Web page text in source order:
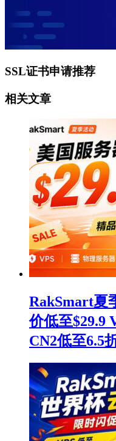
SSL证书申请推荐
相关文章
RakSmart夏
价低至$29.9
CN2低至6.5